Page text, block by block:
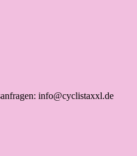
info@cyclistaxxl.de